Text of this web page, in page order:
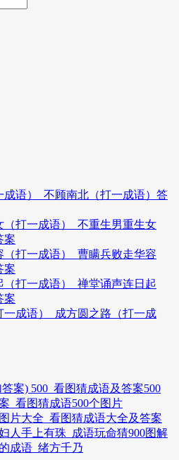
成语）_不顾南北（打一成语）答
（打一成语）_不重生男重生女
案
（打一成语）_曹瞒兵败走华容
案
（打一成语）_禅堂诵声连日起
案
一成语）_成方圆之路（打一成
案) 500_看图猜成语及答案500
_看图猜成语500个图片
片大全_看图猜成语大全及答案
人手上有珠_成语玩命猜900图解
成语_绪方千乃